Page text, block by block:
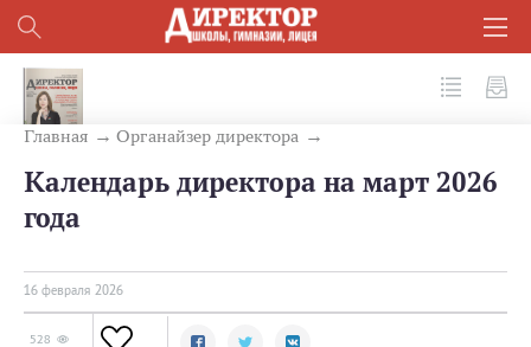
Главная Органайзер директора
Календарь директора на март 2026
года
16 февраля 2026
528